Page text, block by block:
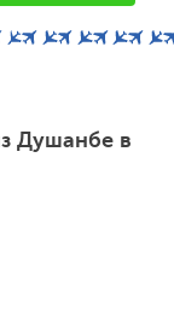
Душанбе в